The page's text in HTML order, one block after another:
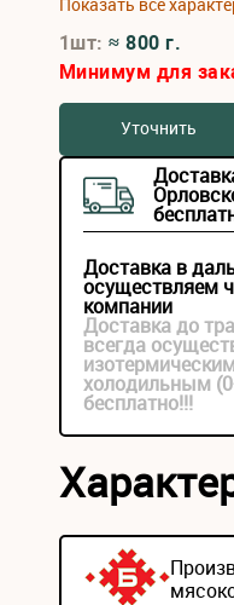
1шт:≈ 800 г.
Минимум для
Уточнить
Доставка в
осуществляем
компании
Доставка до
всегда
холодильным
бесплатно!!!